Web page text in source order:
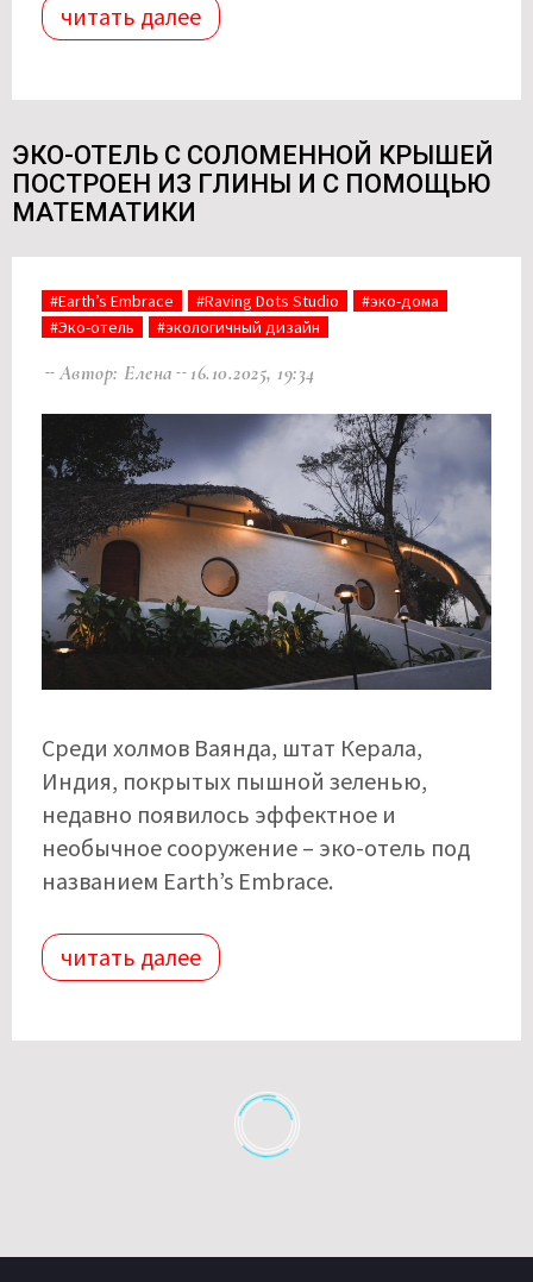
читать далее
ЭКО-ОТЕЛЬ С СОЛОМЕННОЙ КРЫШЕЙ
ПОСТРОЕН ИЗ ГЛИНЫ И С ПОМОЩЬЮ
МАТЕМАТИКИ
#Earth’s Embrace #Raving Dots Studio
#эко-дома
#Эко-отель
#экологичный дизайн
Автор: Елена 16.10.2025, 19:34
Среди холмов Ваянда, штат Керала,
Индия, покрытых пышной зеленью,
недавно появилось эффектное и
необычное сооружение – эко-отель под
названием Earth’s Embrace.
читать далее